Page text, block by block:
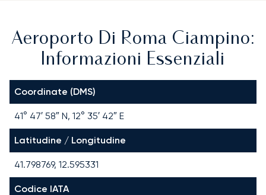
Aeroporto Di Roma Ciampino:
Informazioni Essenziali
Coordinate (DMS)
41° 47′ 58″ N, 12° 35′ 42″ E
Latitudine / Longitudine
41.798769, 12.595331
Codice IATA